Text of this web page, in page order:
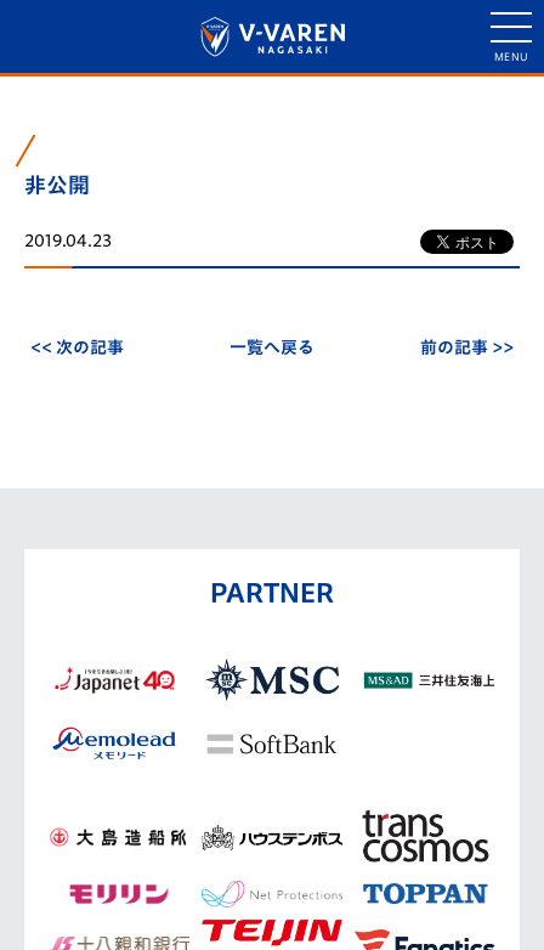
非公開
2019.04.23
<< 次の記事 一覧へ戻る 前の記事 >>
PARTNER